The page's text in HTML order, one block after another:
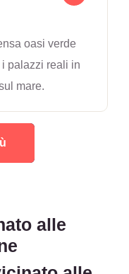
oasi verde
palazzi reali in
mare.
alle